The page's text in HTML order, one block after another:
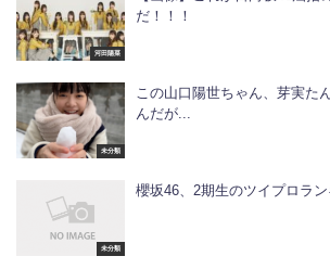
河田陽菜
だ！！！
未分類
この山口陽世ちゃん、芽実た
んだが...
未分類
櫻坂46、2期生のツイプロラ